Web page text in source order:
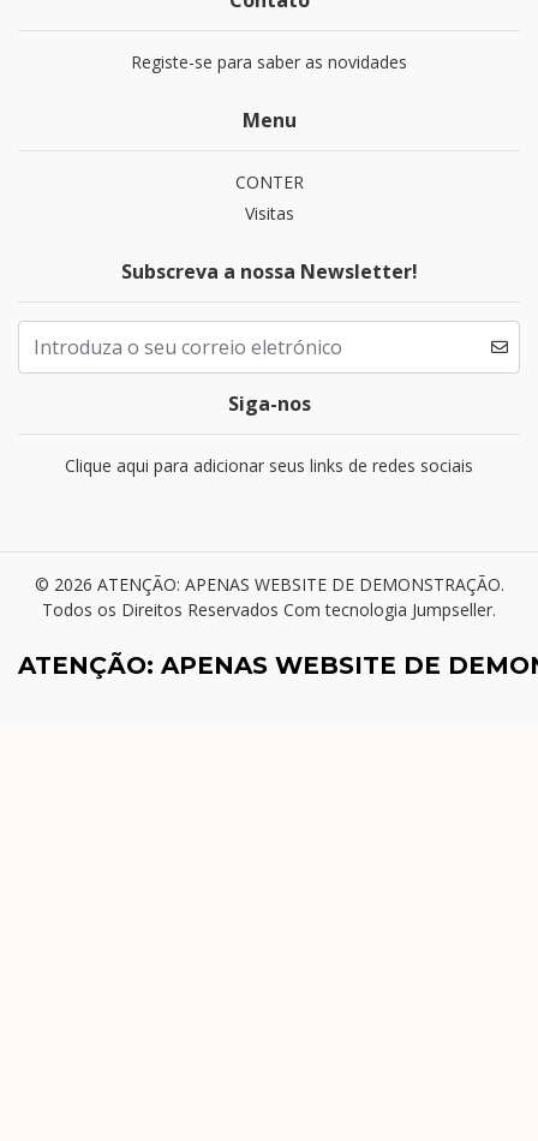
Registe-se para saber as novidades
Menu
CONTER
Visitas
Subscreva a nossa Newsletter!
Siga-nos
Clique aqui para adicionar seus links de redes sociais
© 2026 ATENÇÃO: APENAS WEBSITE DE DEMONSTRAÇÃO.
Todos os Direitos Reservados Com tecnologia Jumpseller.
ATENÇÃO: APENAS WEBSITE DE